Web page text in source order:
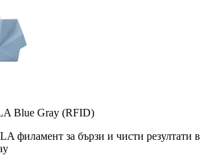
Blue Gray (RFID)
филамент за бързи и чисти резултати в